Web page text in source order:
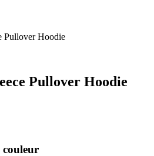
Pullover Hoodie
Pullover Hoodie
couleur